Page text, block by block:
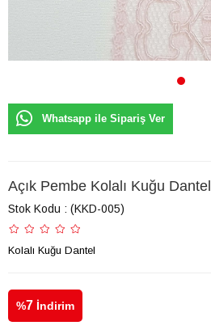
Whatsapp ile Sipariş Ver
Açık Pembe Kolalı Kuğu Dantel
Stok Kodu (KKD-005)
Kolalı Kuğu Dantel
%7 İndirim